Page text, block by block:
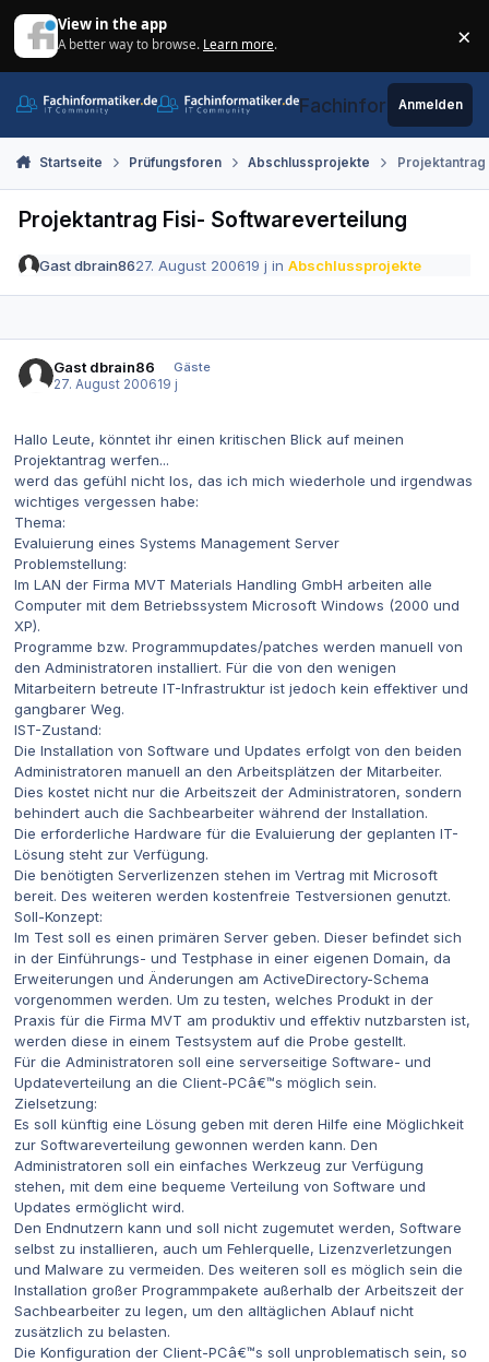
View in the app
A better way to browse. Learn more. ×
Fachinformatiker.de
Anmelden
Startseite Prüfungsforen Abschlussprojekte
Projektantrag Fisi- Softwareverteilung
Gast dbrain8627. August 200619 j inAbschlussprojekte
Gast dbrain86
Gäste
27. August 200619 j
Hallo Leute, könntet ihr einen kritischen Blick auf meinen
Projektantrag werfen...
werd das gefühl nicht los, das ich mich wiederhole und irgendwas
wichtiges vergessen habe:
Thema:
Evaluierung eines Systems Management Server
Problemstellung:
Im LAN der Firma MVT Materials Handling GmbH arbeiten alle
Computer mit dem Betriebssystem Microsoft Windows (2000 und
XP).
Programme bzw. Programmupdates/patches werden manuell von
den Administratoren installiert. Für die von den wenigen
Mitarbeitern betreute IT-Infrastruktur ist jedoch kein effektiver und
gangbarer Weg.
IST-Zustand:
Die Installation von Software und Updates erfolgt von den beiden
Administratoren manuell an den Arbeitsplätzen der Mitarbeiter.
Dies kostet nicht nur die Arbeitszeit der Administratoren, sondern
behindert auch die Sachbearbeiter während der Installation.
Die erforderliche Hardware für die Evaluierung der geplanten IT-
Lösung steht zur Verfügung.
Die benötigten Serverlizenzen stehen im Vertrag mit Microsoft
bereit. Des weiteren werden kostenfreie Testversionen genutzt.
Soll-Konzept:
Im Test soll es einen primären Server geben. Dieser befindet sich
in der Einführungs- und Testphase in einer eigenen Domain, da
Erweiterungen und Änderungen am ActiveDirectory-Schema
vorgenommen werden. Um zu testen, welches Produkt in der
Praxis für die Firma MVT am produktiv und effektiv nutzbarsten ist,
werden diese in einem Testsystem auf die Probe gestellt.
Für die Administratoren soll eine serverseitige Software- und
Updateverteilung an die Client-PCâ€™s möglich sein.
Zielsetzung:
Es soll künftig eine Lösung geben mit deren Hilfe eine Möglichkeit
zur Softwareverteilung gewonnen werden kann. Den
Administratoren soll ein einfaches Werkzeug zur Verfügung
stehen, mit dem eine bequeme Verteilung von Software und
Updates ermöglicht wird.
Den Endnutzern kann und soll nicht zugemutet werden, Software
selbst zu installieren, auch um Fehlerquelle, Lizenzverletzungen
und Malware zu vermeiden. Des weiteren soll es möglich sein die
Installation großer Programmpakete außerhalb der Arbeitszeit der
Sachbearbeiter zu legen, um den alltäglichen Ablauf nicht
zusätzlich zu belasten.
Die Konfiguration der Client-PCâ€™s soll unproblematisch sein, so